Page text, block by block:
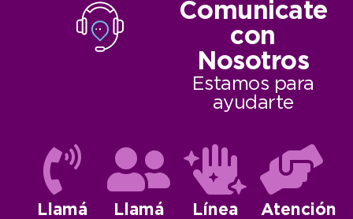
Comunicate
con
Nosotros
Estamos para
ayudarte
Llamá
Llamá
Línea
Atención